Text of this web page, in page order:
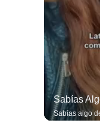
Sabías
Sabías algo